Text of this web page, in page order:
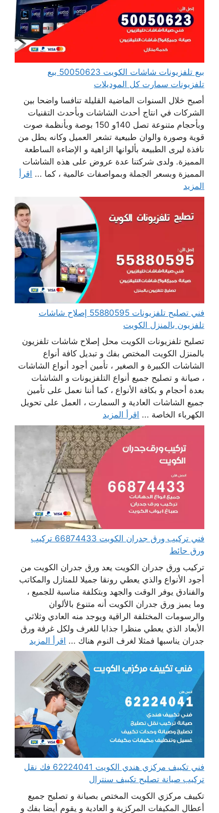
بيع تلفزيونات شاشات الكويت 50050623 بيع
تلفزيونات سمارت كل الموديلات
أصبح خلال السنوات الماضية القليلة تنافسا واضحا بين
الشركات في انتاج أحدث الشاشات وبأحدث التقنيات
وبأحجام متنوعة تصل 140و 150 بوصة وبأنظمة صوت
قوية وصورة والوان طبيعية تشعر العميل وكانه يطل من
نافذة ليرى الطبيعة بألوانها الزاهية و الإضاءة الساطعة
المميزة. ولدى شركتنا عدة عروض على هذه الشاشات
المميزة وبسعر الجملة وبمواصفات عالمية ، كما ... اقرأ
المزيد
فني تصليح تلفزيونات 55880595 إصلاح شاشات
تلفزيون بالمنزل الكويت
تصليح تلفزيونات الكويت محل إصلاح شاشات تلفزيون
بالمنزل الكويت المختص بفك و تبديل كافة أنواع
الشاشات الكبيرة و الصغير ، تأمين أجود أنواع الشاشات
، صيانة و تصليح جميع أنواع التلفزيونات و الشاشات
بعدة أحجام و بكافة الأنواع ، كما أننا نعمل على تأمين
جميع الشاشات العادية و السمارت ، العمل على تحويل
الكهرباء الخاصة ... اقرأ المزيد
فني تركيب ورق جدران الكويت 66874433 تركيب
ورق حائط
تركيب ورق جدران الكويت يعد ورق جدران الكويت من
أجود الأنواع والذي يعطي رونقا جميلا للمنازل والمكاتب
والفنادق يوفر الوقت والجهد وبتكلفة مناسبة للجميع ،
وما يميز ورق جدران الكويت أنه متنوع بالألوان
والرسومات المختلفة الراقية ويوجد منه العادي وثلاثي
الأبعاد الذي يعطي منظرا جذابا للغرف ولكل غرفة ورق
جدران يناسبها فمثلا لغرف النوم هناك ... اقرأ المزيد
فني تكييف مركزي هندي الكويت 62224041 فك نقل
تركيب صيانة تصليح تكييف سنترال
تكييف مركزي الكويت المختص بصيانة و تصليح جميع
أعطال المكيفات المركزية و العادية و يقوم أيضا بفك و